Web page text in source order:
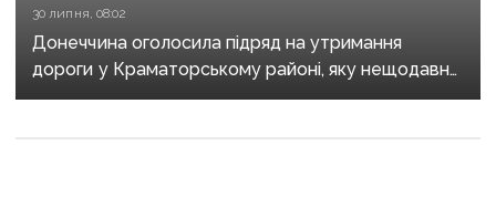
30 липня, 08:02
Донеччина оголосила підряд на утримання
дороги у Краматорському районі, яку нещодавно
вже ремонтували